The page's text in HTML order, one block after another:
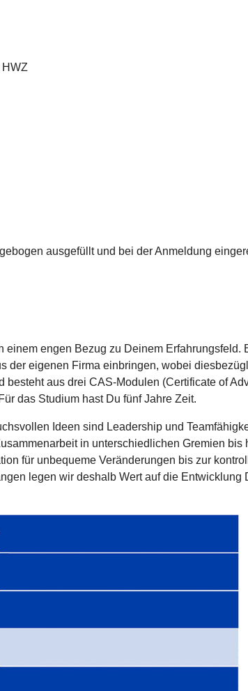
ausgefüllt und bei der Anmeldung
engen Bezug zu Deinem
der eigenen Firma einbringen, wobei
aus drei CAS-Modulen (Certificate of
das Studium hast Du fünf Jahre Zeit.
Ideen sind Leadership und
in unterschiedlichen Gremien bis
für unbequeme Veränderungen bis zur
legen wir deshalb Wert auf die